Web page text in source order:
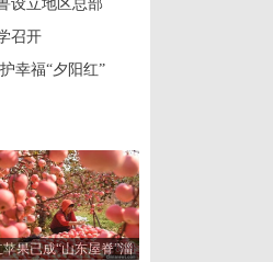
设立地区总部
召开
幸福“夕阳红”
果已成“山东屋脊”淄